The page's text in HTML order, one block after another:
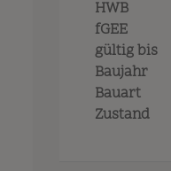
HWB
fGEE
gültig bis
Baujahr
Bauart
Zustand